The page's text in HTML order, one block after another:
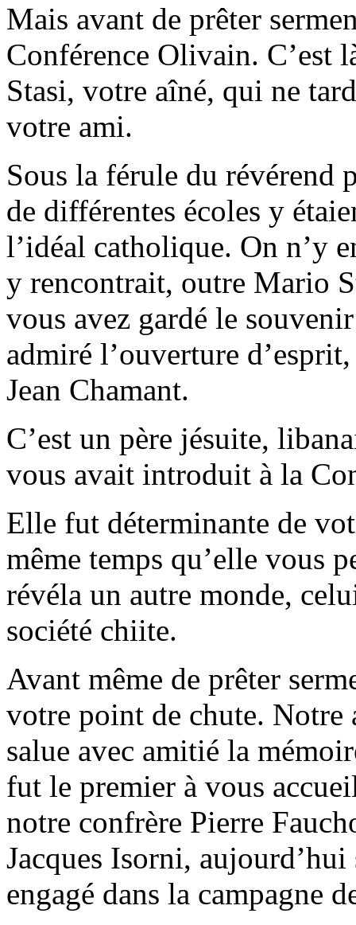
Mais avant de prêter
Conférence Olivain. C’est
Stasi, votre aîné, qui ne
votre ami.
Sous la férule du révérend
de différentes écoles y
l’idéal catholique. On n’y
y rencontrait, outre Mario
vous avez gardé le
admiré l’ouverture
Jean Chamant.
C’est un père jésuite,
vous avait introduit à la
Elle fut déterminante de
même temps qu’elle vous
révéla un autre monde,
société chiite.
Avant même de prêter
votre point de chute. Notre
salue avec amitié la
fut le premier à vous
notre confrère Pierre
Jacques Isorni,
engagé dans la campagne